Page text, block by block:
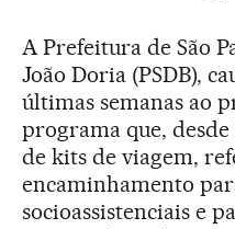
A Prefeitura de São
João Doria (PSDB),
últimas semanas ao
programa que,
de kits de viagem,
encaminhamento
socioassistenciais e